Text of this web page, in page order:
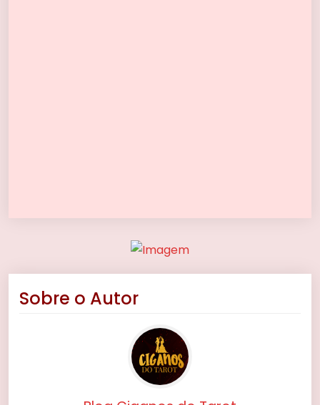
Sobre o Autor